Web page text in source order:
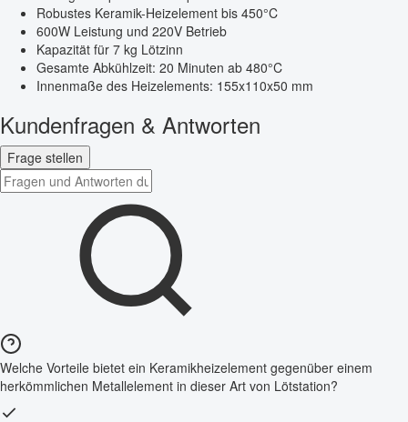
Robustes Keramik-Heizelement bis 450°C
600W Leistung und 220V Betrieb
Kapazität für 7 kg Lötzinn
Gesamte Abkühlzeit: 20 Minuten ab 480°C
Innenmaße des Heizelements: 155x110x50 mm
Kundenfragen & Antworten
Frage stellen
Welche Vorteile bietet ein Keramikheizelement gegenüber einem
herkömmlichen Metallelement in dieser Art von Lötstation?